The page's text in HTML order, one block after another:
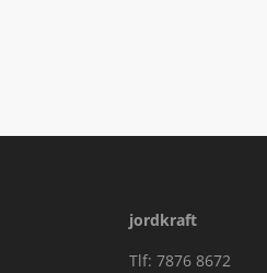
jordkraft
Tlf: 7876 8672